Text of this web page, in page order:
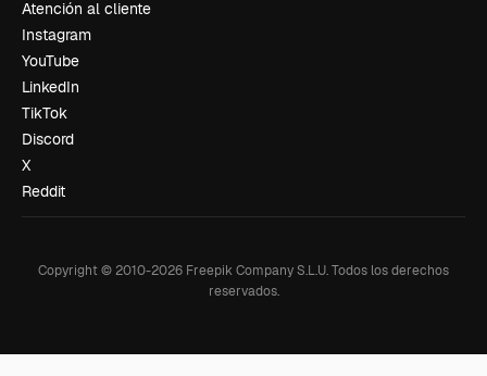
Atención al cliente
Instagram
YouTube
LinkedIn
TikTok
Discord
X
Reddit
Copyright © 2010-2026 Freepik Company S.L.U.Todos los derechos
reservados.